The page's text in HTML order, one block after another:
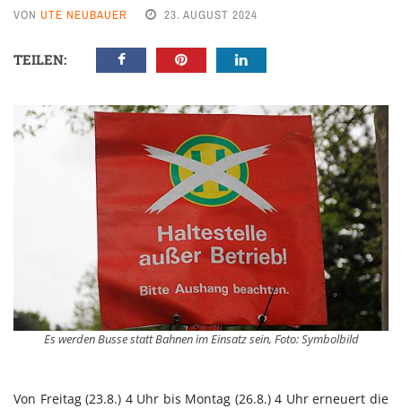
VON UTE NEUBAUER 23. AUGUST 2024
TEILEN:
Es werden Busse statt Bahnen im Einsatz sein, Foto: Symbolbild
Von Freitag (23.8.) 4 Uhr bis Montag (26.8.) 4 Uhr erneuert die